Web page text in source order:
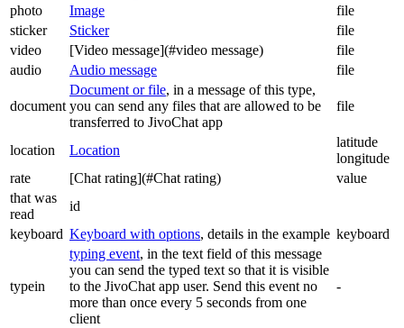
photo
Image
file
sticker
Sticker
file
video
[Video message](#video message)
file
audio
Audio message file
document
Document or file, in a message of this type,
you can send any files that are allowed to be
transferred to JivoChat app
file
location Location
latitude
longitude
rate
[Chat rating](#Chat rating)
value
that was
read
id
keyboard Keyboard with options, details in the example keyboard
typein
typing event, in the text field of this message
you can send the typed text so that it is visible
to the JivoChat app user. Send this event no
more than once every 5 seconds from one
client
-